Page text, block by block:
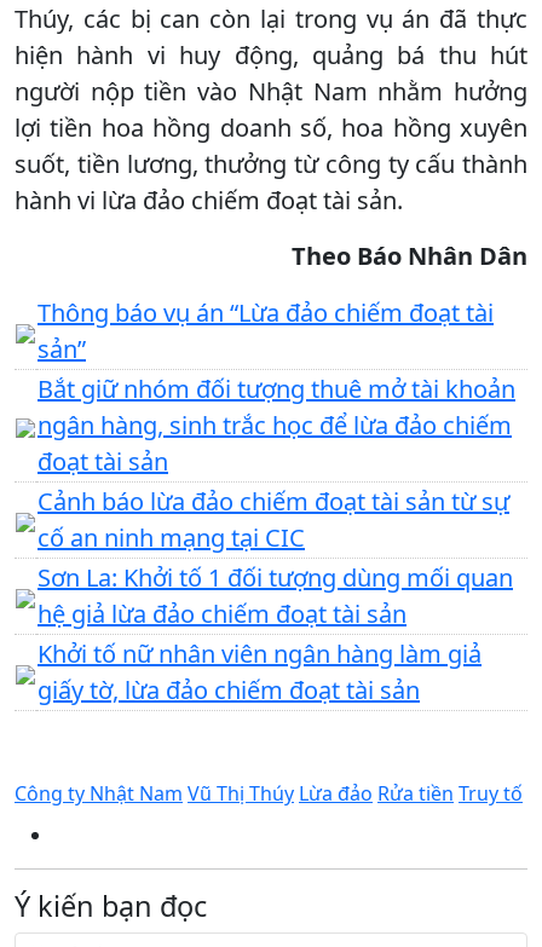
Thúy, các bị can còn lại trong vụ án đã thực
hiện hành vi huy động, quảng bá thu hút
người nộp tiền vào Nhật Nam nhằm hưởng
lợi tiền hoa hồng doanh số, hoa hồng xuyên
suốt, tiền lương, thưởng từ công ty cấu thành
hành vi lừa đảo chiếm đoạt tài sản.
Theo Báo Nhân Dân
Thông báo vụ án “Lừa đảo chiếm đoạt tài
sản”
Bắt giữ nhóm đối tượng thuê mở tài khoản
ngân hàng, sinh trắc học để lừa đảo chiếm
đoạt tài sản
Cảnh báo lừa đảo chiếm đoạt tài sản từ sự
cố an ninh mạng tại CIC
Sơn La: Khởi tố 1 đối tượng dùng mối quan
hệ giả lừa đảo chiếm đoạt tài sản
Khởi tố nữ nhân viên ngân hàng làm giả
giấy tờ, lừa đảo chiếm đoạt tài sản
Công ty Nhật Nam Vũ Thị Thúy Lừa đảo Rửa tiền Truy tố
Ý kiến bạn đọc